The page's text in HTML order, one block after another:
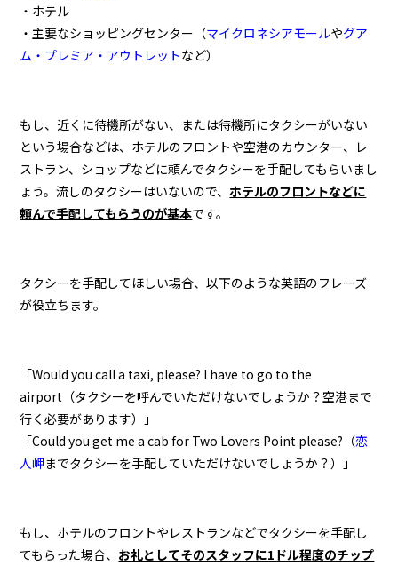
・ホテル
・主要なショッピングセンター（マイクロネシアモールやグア
ム・プレミア・アウトレットなど）
もし、近くに待機所がない、または待機所にタクシーがいない
という場合などは、ホテルのフロントや空港のカウンター、レ
ストラン、ショップなどに頼んでタクシーを手配してもらいまし
ょう。流しのタクシーはいないので、ホテルのフロントなどに
頼んで手配してもらうのが基本です。
タクシーを手配してほしい場合、以下のような英語のフレーズ
が役立ちます。
「Would you call a taxi, please? I have to go to the
airport（タクシーを呼んでいただけないでしょうか？空港まで
行く必要があります）」
「Could you get me a cab for Two Lovers Point please?（恋
人岬までタクシーを手配していただけないでしょうか？）」
もし、ホテルのフロントやレストランなどでタクシーを手配し
てもらった場合、 お礼としてそのスタッフに1ドル程度のチップ